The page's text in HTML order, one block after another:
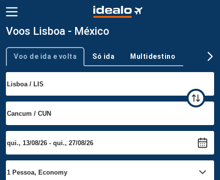
Voos Lisboa - México
Tipo de viagem
Voo de ida e volta Só ida Multidestino